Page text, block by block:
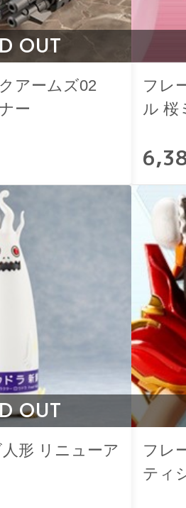
OUT
アームズ02
ー
フレ
ル 桜
OUT
形 リニューア
フレ
ティ